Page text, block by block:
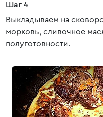
Шаг 4
Выкладываем на
морковь, сливочное
полуготовности.